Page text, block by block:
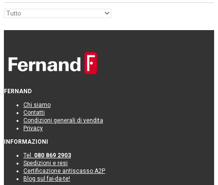
FERNAND
Chi siamo
Contatti
Condizioni generali di vendita
Privacy
INFORMAZIONI
Tel. 080 869 2903
Spedizioni e resi
Certificazione antiscasso A2P
Blog sul fai-da-te!